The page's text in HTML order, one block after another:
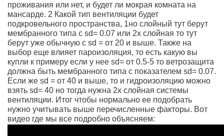
проживания или нет, и будет ли мокрая комната на
мансарде. 2 Какой тип вентиляции будет
подкровельного пространства, 1но слойный тут берут
мембранного типа с sd= 0.07 или 2х слойная то тут
берут уже обычную с sd = от 20 и выше. Также на
выбор еще влияет пароизоляция, то есть какую вы
купли к примеру если у нее sd= от 0.5-5 то ветрозащита
должна быть мембранного типа с показателем sd= 0.07.
Если же sd = от 40 и выше, то и гидроизоляцию можно
взять sd= 40 но тогда нужна 2х слойная системы
вентиляции. Итог чтобы нормально ее подобрать
нужно учитывать выше перечисленные факторы. Вот
видео где мы все подробно объясняем: